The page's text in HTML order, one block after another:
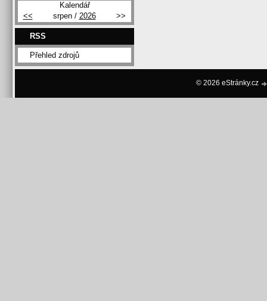
Kalendář
<<
srpen / 2026 >>
RSS
Přehled zdrojů
© 2026 eStránky.cz